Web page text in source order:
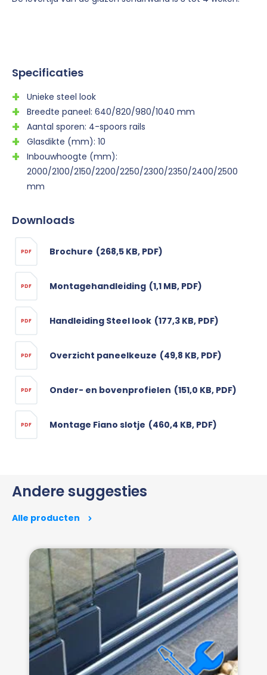
Specificaties
Unieke steel look
Breedte paneel: 640/820/980/1040 mm
Aantal sporen: 4-spoors rails
Glasdikte (mm): 10
Inbouwhoogte (mm):
2000/2100/2150/2200/2250/2300/2350/2400/2500
mm
Downloads
PDF Brochure (268,5 KB, PDF)
PDF Montagehandleiding (1,1 MB, PDF)
PDF Handleiding Steel look (177,3 KB, PDF)
PDF Overzicht paneelkeuze (49,8 KB, PDF)
PDF Onder- en bovenprofielen (151,0 KB, PDF)
PDF Montage Fiano slotje (460,4 KB, PDF)
Andere suggesties
Alle producten